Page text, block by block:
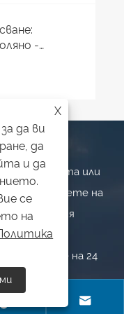
оферта или
да ни пишете на
следния
в рамките на 24
към нашите
керамика,
X
да ви
да
и да
се
на